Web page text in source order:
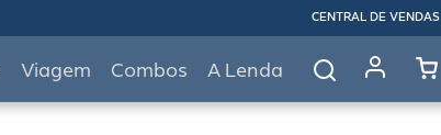
CENTRAL DE VENDAS
Viagem Combos A Lenda